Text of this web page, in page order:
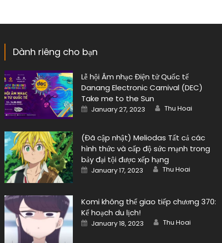
Dành riêng cho bạn
Lễ hội Âm nhạc Điện tử Quốc tế
Danang Electronic Carnival (DEC)
Take me to the Sun
Posted
on
January 27, 2023 Author
Thu Hoai
(Đã cập nhật) Meliodas Tất cả các
hình thức và cấp độ sức mạnh trong
bảy đại tội được xếp hạng
Posted
on
January 17, 2023 Author
Thu Hoai
Komi không thể giao tiếp chương 370:
Kế hoạch du lịch!
Posted
on
January 18, 2023 Author
Thu Hoai